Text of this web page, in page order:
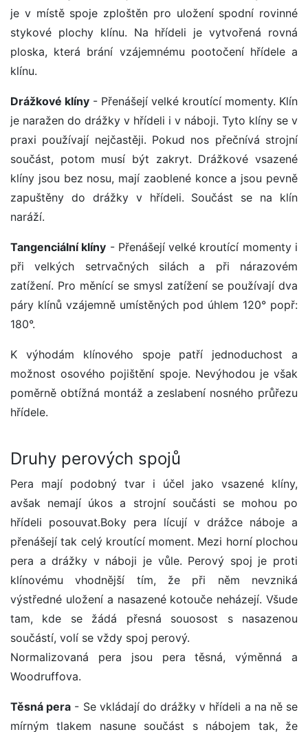
je v místě spoje zploštěn pro uložení spodní rovinné
stykové plochy klínu. Na hřídeli je vytvořená rovná
ploska, která brání vzájemnému pootočení hřídele a
klínu.
Drážkové klíny - Přenášejí velké kroutící momenty. Klín
je naražen do drážky v hřídeli i v náboji. Tyto klíny se v
praxi používají nejčastěji. Pokud nos přečnívá strojní
součást, potom musí být zakryt. Drážkové vsazené
klíny jsou bez nosu, mají zaoblené konce a jsou pevně
zapuštěny do drážky v hřídeli. Součást se na klín
naráží.
Tangenciální klíny - Přenášejí velké kroutící momenty i
při velkých setrvačných silách a při nárazovém
zatížení. Pro měnící se smysl zatížení se používají dva
páry klínů vzájemně umístěných pod úhlem 120° popř:
180°.
K výhodám klínového spoje patří jednoduchost a
možnost osového pojištění spoje. Nevýhodou je však
poměrně obtížná montáž a zeslabení nosného průřezu
hřídele.
Druhy perových spojů
Pera mají podobný tvar i účel jako vsazené klíny,
avšak nemají úkos a strojní součásti se mohou po
hřídeli posouvat.Boky pera lícují v drážce náboje a
přenášejí tak celý kroutící moment. Mezi horní plochou
pera a drážky v náboji je vůle. Perový spoj je proti
klínovému vhodnější tím, že při něm nevzniká
výstředné uložení a nasazené kotouče neházejí. Všude
tam, kde se žádá přesná souosost s nasazenou
součástí, volí se vždy spoj perový.
Normalizovaná pera jsou pera těsná, výměnná a
Woodruffova.
Těsná pera - Se vkládají do drážky v hřídeli a na ně se
mírným tlakem nasune součást s nábojem tak, že